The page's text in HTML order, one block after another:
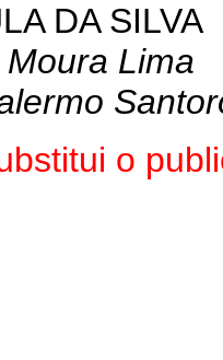
DA SILVA
Lima
o